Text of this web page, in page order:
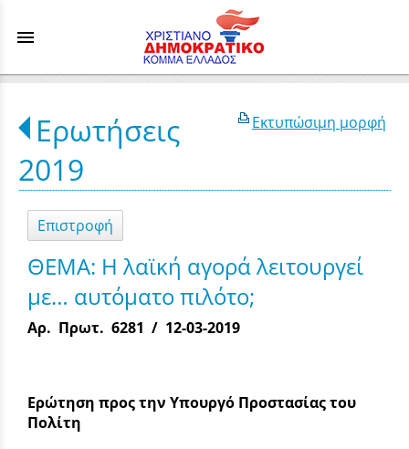
menu
Εκτυπώσιμη μορφή
Ερωτήσεις
2019
Επιστροφή
ΘΕΜΑ: Η λαϊκή αγορά λειτουργεί
με… αυτόματο πιλότο;
Αρ. Πρωτ. 6281 / 12-03-2019
Ερώτηση προς την Υπουργό Προστασίας του
Πολίτη